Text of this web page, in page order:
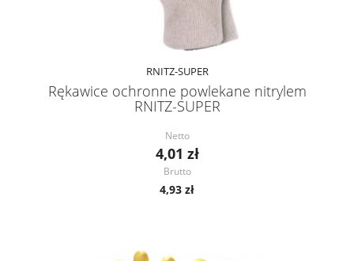
RNITZ-SUPER
Rękawice ochronne powlekane nitrylem
RNITZ-SUPER
Netto
4,01 zł
Brutto
4,93 zł